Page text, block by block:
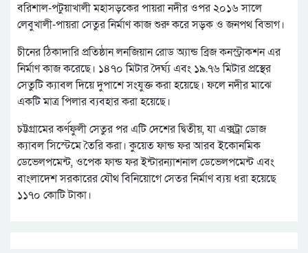
বরিশাল-পটুয়াখালী মহাসড়কের পায়রা নদীর ওপর ২০১৬ সালে
লেবুখালী-পায়রা সেতুর নির্মাণ কাজ শুরু করে সড়ক ও জনপথ বিভাগ।
চীনের ঠিকাদারি প্রতিষ্ঠান লনজিয়ান রোড অ্যান্ড ব্রিজ কনস্ট্রাকশন এর
নির্মাণ কাজ করেছে। ১৪৭০ মিটার দৈর্ঘ্য এবং ১৯.৭৬ মিটার প্রস্থের
সেতুটি ক্যাবল দিয়ে দুপাশে সংযুক্ত করা হয়েছে। ফলে নদীর মাঝে
একটি মাত্র পিলার ব্যবহার করা হয়েছে।
চট্টগ্রামের কর্ণফুলী সেতুর পর এটি দেশের দ্বিতীয়, যা এক্সট্রা ডোজ
ক্যাবল সিস্টেমে তৈরি করা। কুয়েত ফান্ড ফর আরব ইকোনমিক
ডেভেলপমেন্ট, ওপেক ফান্ড ফর ইন্টারন্যাশনাল ডেভেলপমেন্ট এবং
বাংলাদেশ সরকারের যৌথ বিনিয়োগে সেতর নির্মাণ ব্যয় ধরা হয়েছে
১১৭০ কোটি টাকা।